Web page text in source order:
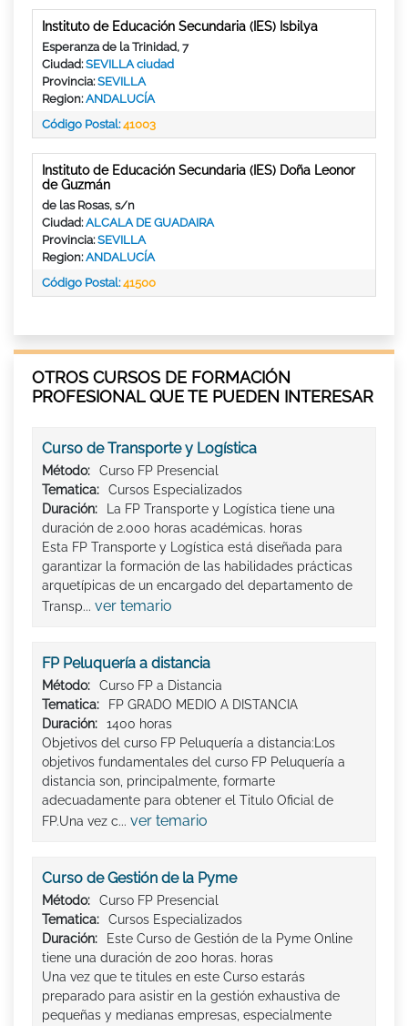
Instituto de Educación Secundaria (IES) Isbilya
Esperanza de la Trinidad, 7
Ciudad:SEVILLA ciudad
Provincia:SEVILLA
Region:ANDALUCÍA
Código Postal:41003
Instituto de Educación Secundaria (IES) Doña Leonor
de Guzmán
de las Rosas, s/n
Ciudad:ALCALA DE GUADAIRA
Provincia:SEVILLA
Region:ANDALUCÍA
Código Postal:41500
OTROS CURSOS DE FORMACIÓN
PROFESIONAL QUE TE PUEDEN INTERESAR
Curso de Transporte y Logística
Método:
Curso FP Presencial
Tematica:
Cursos Especializados
Duración:
La FP Transporte y Logística tiene una
duración de 2.000 horas académicas. horas
Esta FP Transporte y Logística está diseñada para
garantizar la formación de las habilidades prácticas
arquetípicas de un encargado del departamento de
Transp... ver temario
FP Peluquería a distancia
Método:
Curso FP a Distancia
Tematica:
FP GRADO MEDIO A DISTANCIA
Duración:
1400 horas
Objetivos del curso FP Peluquería a distancia:Los
objetivos fundamentales del curso FP Peluquería a
distancia son, principalmente, formarte
adecuadamente para obtener el Titulo Oficial de
FP.Una vez c... ver temario
Curso de Gestión de la Pyme
Método:
Curso FP Presencial
Tematica:
Cursos Especializados
Duración:
Este Curso de Gestión de la Pyme Online
tiene una duración de 200 horas. horas
Una vez que te titules en este Curso estarás
preparado para asistir en la gestión exhaustiva de
pequeñas y medianas empresas, especialmente